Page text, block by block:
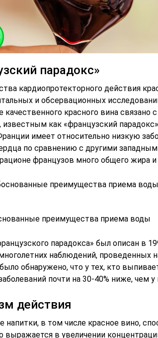
парадокс»
кардиопротекторного действия
и обсервационных
качественного красного вина связано
как «французский
имеет относительно низкую
по сравнению с другими
рационе французов много общего жира
преимущества приема воды
парадокса» был описан в
наблюдений, проведенных
обнаружено, что у тех, кто
почти на 30-40% ниже, чем
действия
напитки, в том числе красное вино,
выражается в увеличении